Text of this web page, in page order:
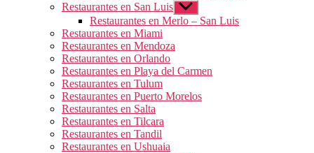
Restaurantes en San Luis Mostrar
el
submenú
Restaurantes en Merlo – San Luis
Restaurantes en Miami
Restaurantes en Mendoza
Restaurantes en Orlando
Restaurantes en Playa del Carmen
Restaurantes en Tulum
Restaurantes en Puerto Morelos
Restaurantes en Salta
Restaurantes en Tilcara
Restaurantes en Tandil
Restaurantes en Ushuaia